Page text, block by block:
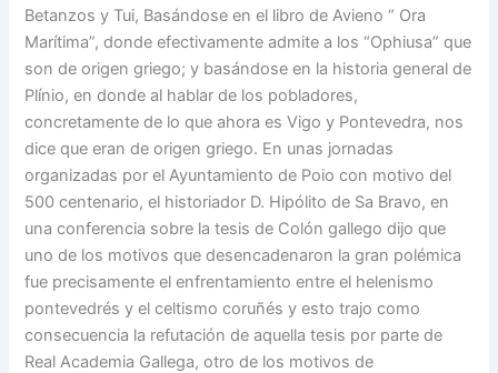
Betanzos y Tui, Basándose en el libro de Avieno “ Ora
Marítima”, donde efectivamente admite a los “Ophiusa” que
son de origen griego; y basándose en la historia general de
Plínio, en donde al hablar de los pobladores,
concretamente de lo que ahora es Vigo y Pontevedra, nos
dice que eran de origen griego. En unas jornadas
organizadas por el Ayuntamiento de Poio con motivo del
500 centenario, el historiador D. Hipólito de Sa Bravo, en
una conferencia sobre la tesis de Colón gallego dijo que
uno de los motivos que desencadenaron la gran polémica
fue precisamente el enfrentamiento entre el helenismo
pontevedrés y el celtismo coruñés y esto trajo como
consecuencia la refutación de aquella tesis por parte de
Real Academia Gallega, otro de los motivos de